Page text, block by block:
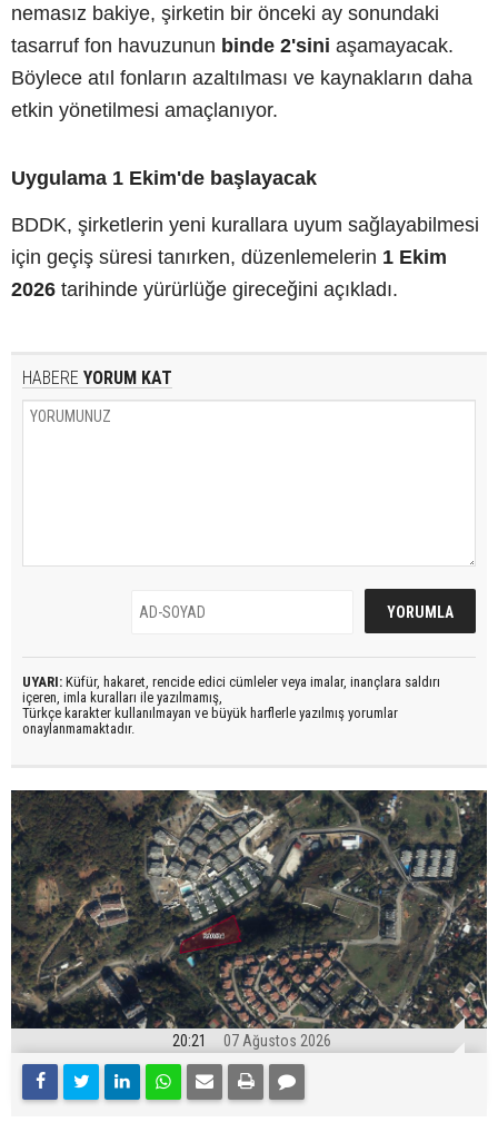
nemasız bakiye, şirketin bir önceki ay sonundaki
tasarruf fon havuzunun binde 2'sini aşamayacak.
Böylece atıl fonların azaltılması ve kaynakların daha
etkin yönetilmesi amaçlanıyor.
Uygulama 1 Ekim'de başlayacak
BDDK, şirketlerin yeni kurallara uyum sağlayabilmesi
için geçiş süresi tanırken, düzenlemelerin 1 Ekim
2026 tarihinde yürürlüğe gireceğini açıkladı.
HABERE YORUM KAT
UYARI: Küfür, hakaret, rencide edici cümleler veya imalar, inançlara saldırı
içeren, imla kuralları ile yazılmamış,
Türkçe karakter kullanılmayan ve büyük harflerle yazılmış yorumlar
onaylanmamaktadır.
20:21 07 Ağustos 2026